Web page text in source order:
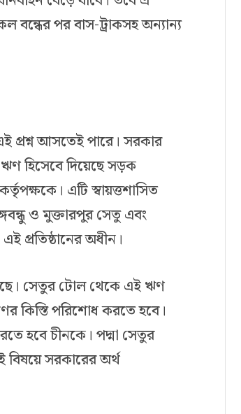
বন্ধের পর বাস-ট্রাকসহ অন্যান্য
প্রশ্ন আসতেই পারে। সরকার
হিসেবে দিয়েছে সড়ক
এটি স্বায়ত্তশাসিত
ও মুক্তারপুর সেতু এবং
প্রতিষ্ঠানের অধীন।
সেতুর টোল থেকে এই ঋণ
কিস্তি পরিশোধ করতে হবে।
হবে চীনকে। পদ্মা সেতুর
সরকারের অর্থ